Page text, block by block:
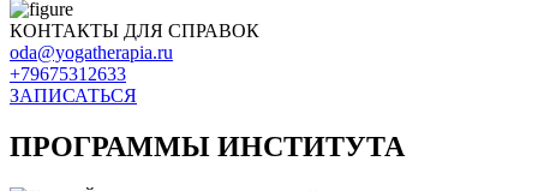
КОНТАКТЫ ДЛЯ СПРАВОК
oda@yogatherapia.ru
+79675312633
ЗАПИСАТЬСЯ
ПРОГРАММЫ ИНСТИТУТА